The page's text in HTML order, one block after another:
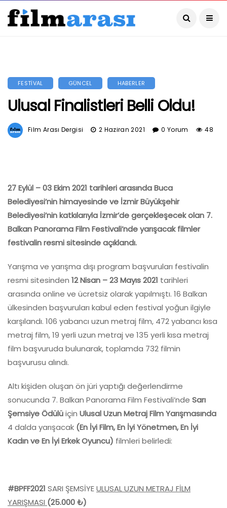
FESTİVAL GÜNCEL HABERLER
Ulusal Finalistleri Belli Oldu!
Film Arası Dergisi 2 Haziran 2021 0 Yorum 48
27 Eylül – 03 Ekim 2021 tarihleri arasında Buca
Belediyesi’nin himayesinde ve İzmir Büyükşehir
Belediyesi’nin katkılarıyla İzmir’de gerçekleşecek olan 7.
Balkan Panorama Film Festivali’nde yarışacak filmler
festivalin resmi sitesinde açıklandı.
Yarışma ve yarışma dışı program başvuruları festivalin
resmi sitesinden 12 Nisan – 23 Mayıs 2021 tarihleri
arasında online ve ücretsiz olarak yapılmıştı. 16 Balkan
ülkesinden başvuruları kabul eden festival yoğun ilgiyle
karşılandı. 106 yabancı uzun metraj film, 472 yabancı kısa
metraj film, 19 yerli uzun metraj ve 135 yerli kısa metraj
film başvuruda bulunarak, toplamda 732 filmin
başvurusu alındı.
Altı kişiden oluşan ön jüri yaptığı değerlendirme
sonucunda 7. Balkan Panorama Film Festivali’nde Sarı
Şemsiye Ödülüiçin Ulusal Uzun Metraj Film Yarışmasında
4 dalda yarışacak (En İyi Film, En İyi Yönetmen, En İyi
Kadın ve En İyi Erkek Oyuncu) filmleri belirledi:
#BPFF2021 SARI ŞEMSİYEULUSAL UZUN METRAJ FİLM
YARIŞMASI (25.000₺)